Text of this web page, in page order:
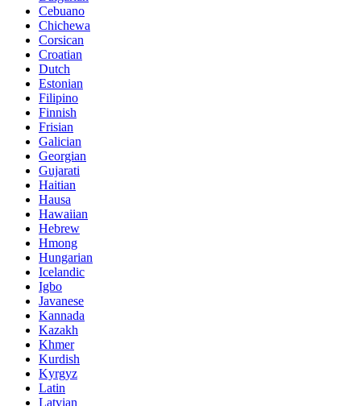
Cebuano
Chichewa
Corsican
Croatian
Dutch
Estonian
Filipino
Finnish
Frisian
Galician
Georgian
Gujarati
Haitian
Hausa
Hawaiian
Hebrew
Hmong
Hungarian
Icelandic
Igbo
Javanese
Kannada
Kazakh
Khmer
Kurdish
Kyrgyz
Latin
Latvian